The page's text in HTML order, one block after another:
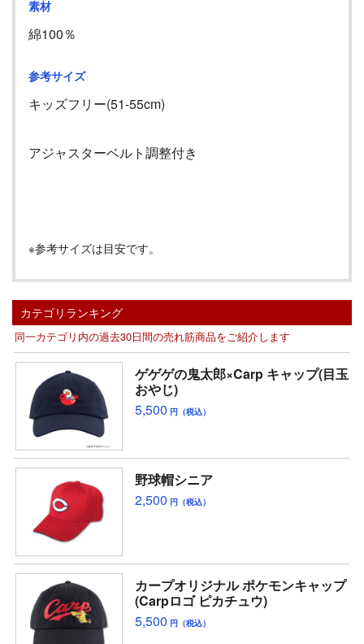
素材
綿100％
参考サイズ
キッズフリー(51-55cm)
アジャスターベルト調整付き
※参考サイズは目安です。
カテゴリランキング
同一カテゴリ内の過去30日間の売れ筋商品をご紹介します
ゲゲゲの鬼太郎×Carp キャップ(目玉
おやじ)
5,500 円（税込）
野球帽シニア
2,500 円（税込）
カープオリジナル ポケモンキャップ
(Carpロゴ ピカチュウ)
5,500 円（税込）